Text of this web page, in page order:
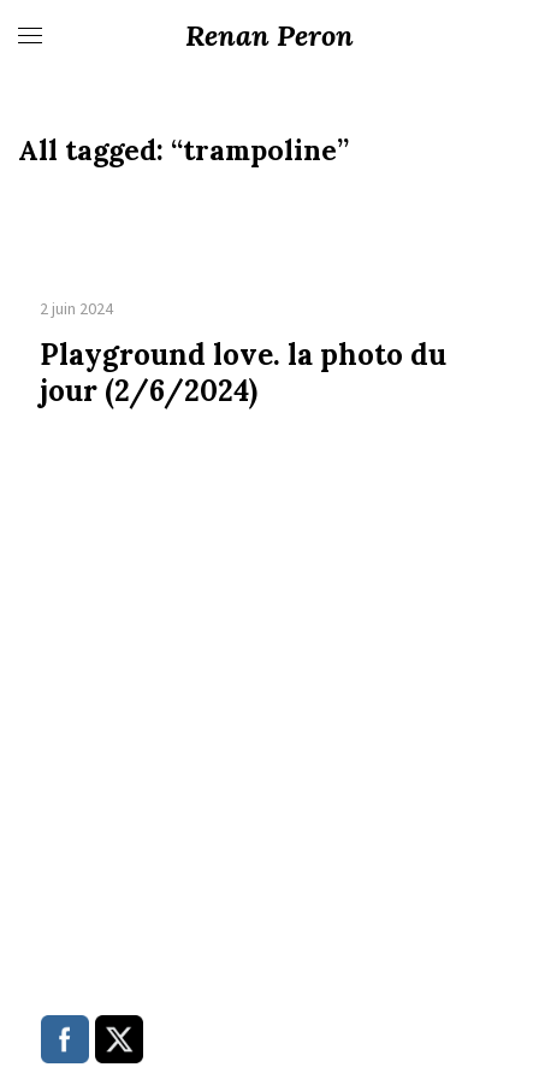
Renan Peron
All tagged: “trampoline”
2 juin 2024
Playground love. la photo du
jour (2/6/2024)